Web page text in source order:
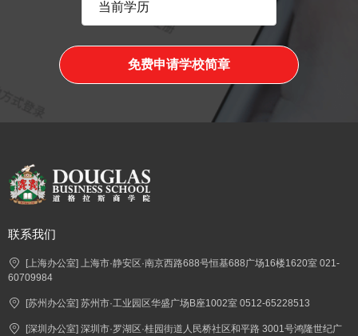
免费申请学校简章
联系我们
[上海办公室] 上海市·静安区·南京西路688号恒基688广场16楼1620室 021-
60709984
[苏州办公室] 苏州市·工业园区华盛广场B座1002室 0512-65228513
[深圳办公室] 深圳市·罗湖区·桂园街道人民桥社区和平路 3001号鸿隆世纪广